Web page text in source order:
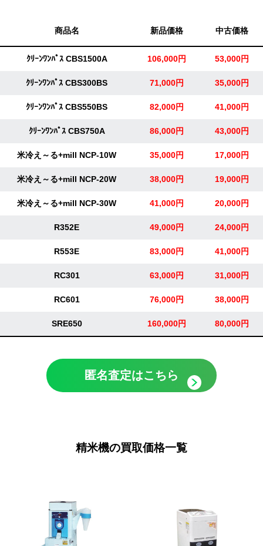
商品名 新品価格 中古価格
ｸﾘｰﾝﾜﾝﾊﾟｽ CBS1500A 106,000円 53,000円
ｸﾘｰﾝﾜﾝﾊﾟｽ CBS300BS 71,000円 35,000円
ｸﾘｰﾝﾜﾝﾊﾟｽ CBS550BS 82,000円 41,000円
ｸﾘｰﾝﾜﾝﾊﾟｽ CBS750A 86,000円 43,000円
米冷え～る+mill NCP-10W 35,000円 17,000円
米冷え～る+mill NCP-20W 38,000円 19,000円
米冷え～る+mill NCP-30W 41,000円 20,000円
R352E 49,000円 24,000円
R553E 83,000円 41,000円
RC301 63,000円 31,000円
RC601 76,000円 38,000円
SRE650 160,000円 80,000円
匿名査定はこちら
精米機の買取価格一覧